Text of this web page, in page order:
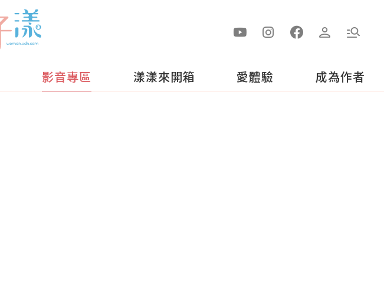
影音專區 漾漾來開箱 愛體驗 成為作者